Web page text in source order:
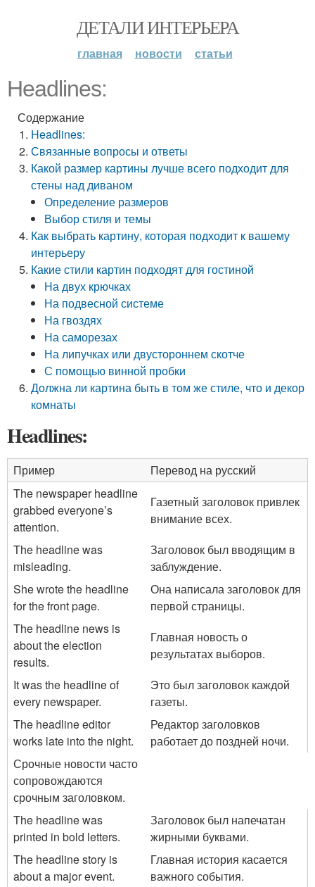
ДЕТАЛИ ИНТЕРЬЕРА
главная новости статьи
Headlines:
Содержание
Headlines:
Связанные вопросы и ответы
Какой размер картины лучше всего подходит для
стены над диваном
Определение размеров
Выбор стиля и темы
Как выбрать картину, которая подходит к вашему
интерьеру
Какие стили картин подходят для гостиной
На двух крючках
На подвесной системе
На гвоздях
На саморезах
На липучках или двустороннем скотче
С помощью винной пробки
Должна ли картина быть в том же стиле, что и декор
комнаты
Headlines:
Пример
Перевод на русский
The newspaper headline
grabbed everyone’s
attention.
Газетный заголовок привлек
внимание всех.
The headline was
misleading.
Заголовок был вводящим в
заблуждение.
She wrote the headline
for the front page.
Она написала заголовок для
первой страницы.
The headline news is
about the election
results.
Главная новость о
результатах выборов.
It was the headline of
every newspaper.
Это был заголовок каждой
газеты.
The headline editor
works late into the night.
Редактор заголовков
работает до поздней ночи.
Срочные новости часто
сопровождаются
срочным заголовком.
The headline was
printed in bold letters.
Заголовок был напечатан
жирными буквами.
The headline story is
about a major event.
Главная история касается
важного события.